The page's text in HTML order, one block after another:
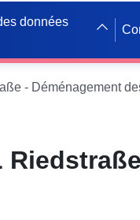
données
- Déménagement